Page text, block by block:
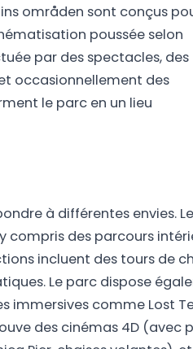
områden sont conçus
poussée selon
par des spectacles, des
occasionnellement des
le parc en un lieu
à différentes envies.
compris des parcours
incluent des tours de
Le parc dispose
immersives comme Lost
des cinémas 4D (avec